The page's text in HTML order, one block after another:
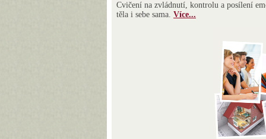
Cvičení na zvládnutí, kontrolu a posílení
těla i sebe sama. Více...